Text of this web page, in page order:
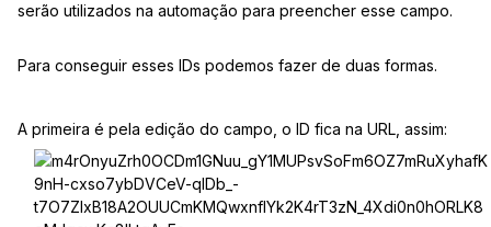
serão utilizados na automação para preencher esse campo.
Para conseguir esses IDs podemos fazer de duas formas.
A primeira é pela edição do campo, o ID fica na URL, assim: